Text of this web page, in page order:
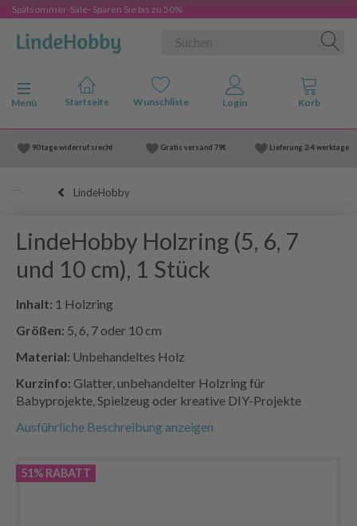
Spätsommer-Sale- Sparen Sie bis zu 50%
Anzeige ändern
Menü
90 tage widerruf srecht Gratis versand 79€ Lieferung 2-4 werktage
LindeHobby
LindeHobby Holzring (5, 6, 7
und 10 cm), 1 Stück
Inhalt: 1 Holzring
Größen: 5, 6, 7 oder 10 cm
Material: Unbehandeltes Holz
Kurzinfo: Glatter, unbehandelter Holzring für
Babyprojekte, Spielzeug oder kreative DIY-Projekte
Ausführliche Beschreibung anzeigen
51% RABATT